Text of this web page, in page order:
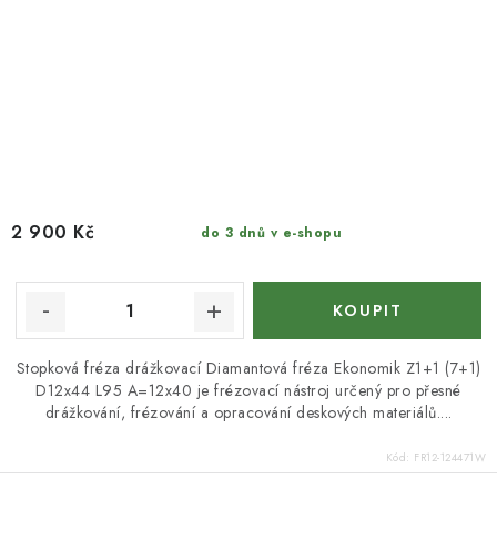
do 3 dnů v e-shopu
2 900 Kč
Stopková fréza drážkovací Diamantová fréza Ekonomik Z1+1 (7+1)
D12x44 L95 A=12x40 je frézovací nástroj určený pro přesné
drážkování, frézování a opracování deskových materiálů....
Kód: FR12-124471W